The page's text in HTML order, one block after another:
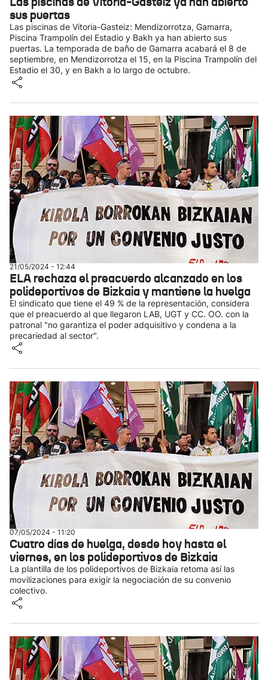
sus puertas
Las piscinas de Vitoria-Gasteiz: Mendizorrotza, Gamarra,
Piscina Trampolín del Estadio y Bakh ya han abierto sus
puertas. La temporada de baño de Gamarra acabará el 8 de
septiembre, en Mendizorrotza el 15, en la Piscina Trampolín del
Estadio el 30, y en Bakh a lo largo de octubre.
21/05/2024 - 12:44
ELA rechaza el preacuerdo alcanzado en los
polideportivos de Bizkaia y mantiene la huelga
El sindicato que tiene el 49 % de la representación, considera
que el preacuerdo al que llegaron LAB, UGT y CC. OO. con la
patronal "no garantiza el poder adquisitivo y condena a la
precariedad al sector".
07/05/2024 - 11:20
Cuatro días de huelga, desde hoy hasta el
viernes, en los polideportivos de Bizkaia
La plantilla de los polideportivos de Bizkaia retoma así las
movilizaciones para exigir la negociación de su convenio
colectivo.